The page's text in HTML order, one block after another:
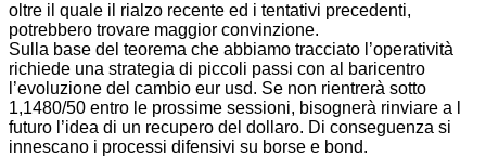
oltre il quale il rialzo recente ed i tentativi precedenti,
potrebbero trovare maggior convinzione.
Sulla base del teorema che abbiamo tracciato l’operatività
richiede una strategia di piccoli passi con al baricentro
l’evoluzione del cambio eur usd. Se non rientrerà sotto
1,1480/50 entro le prossime sessioni, bisognerà rinviare a l
futuro l’idea di un recupero del dollaro. Di conseguenza si
innescano i processi difensivi su borse e bond.